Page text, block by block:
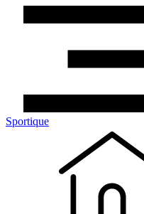
Sportique